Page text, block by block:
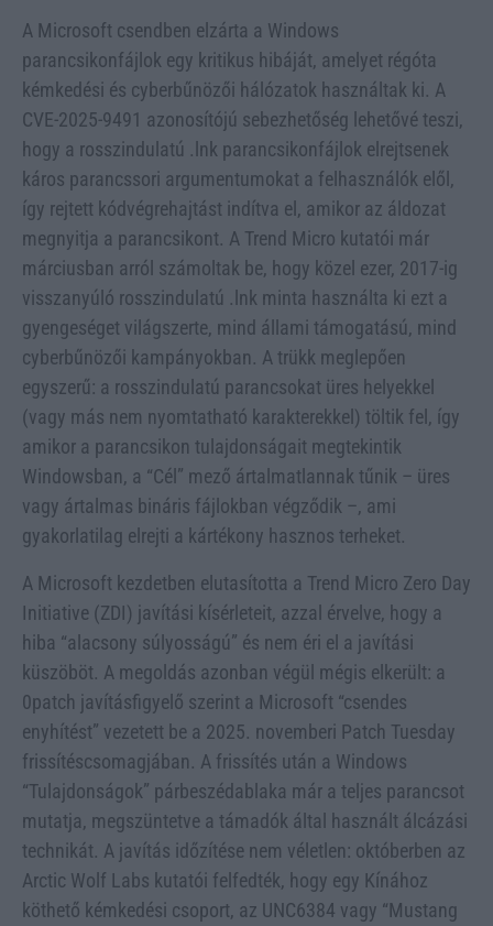
A Microsoft csendben elzárta a Windows
parancsikonfájlok egy kritikus hibáját, amelyet régóta
kémkedési és cyberbűnözői hálózatok használtak ki. A
CVE-2025-9491 azonosítójú sebezhetőség lehetővé teszi,
hogy a rosszindulatú .lnk parancsikonfájlok elrejtsenek
káros parancssori argumentumokat a felhasználók elől,
így rejtett kódvégrehajtást indítva el, amikor az áldozat
megnyitja a parancsikont. A Trend Micro kutatói már
márciusban arról számoltak be, hogy közel ezer, 2017-ig
visszanyúló rosszindulatú .lnk minta használta ki ezt a
gyengeséget világszerte, mind állami támogatású, mind
cyberbűnözői kampányokban. A trükk meglepően
egyszerű: a rosszindulatú parancsokat üres helyekkel
(vagy más nem nyomtatható karakterekkel) töltik fel, így
amikor a parancsikon tulajdonságait megtekintik
Windowsban, a “Cél” mező ártalmatlannak tűnik – üres
vagy ártalmas bináris fájlokban végződik –, ami
gyakorlatilag elrejti a kártékony hasznos terheket.
A Microsoft kezdetben elutasította a Trend Micro Zero Day
Initiative (ZDI) javítási kísérleteit, azzal érvelve, hogy a
hiba “alacsony súlyosságú” és nem éri el a javítási
küszöböt. A megoldás azonban végül mégis elkerült: a
0patch javításfigyelő szerint a Microsoft “csendes
enyhítést” vezetett be a 2025. novemberi Patch Tuesday
frissítéscsomagjában. A frissítés után a Windows
“Tulajdonságok” párbeszédablaka már a teljes parancsot
mutatja, megszüntetve a támadók által használt álcázási
technikát. A javítás időzítése nem véletlen: októberben az
Arctic Wolf Labs kutatói felfedték, hogy egy Kínához
köthető kémkedési csoport, az UNC6384 vagy “Mustang